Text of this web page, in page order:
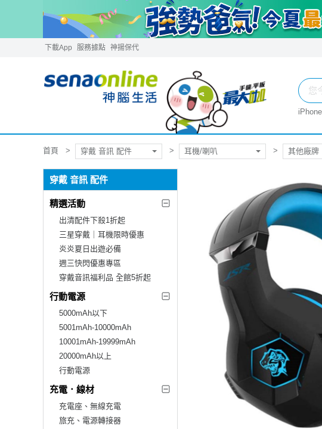
下載App 服務據點 神揚保代
首頁 穿戴 音訊 配件 耳機/喇叭 其他廠牌
穿戴 音訊 配件
精選活動
出清配件下殺1折起
三星穿戴｜耳機限時優惠
炎炎夏日出遊必備
週三快閃優惠專區
穿戴音訊福利品 全館5折起
行動電源
5000mAh以下
5001mAh-10000mAh
10001mAh-19999mAh
20000mAh以上
行動電源
充電．線材
充電座、無線充電
旅充、電源轉接器